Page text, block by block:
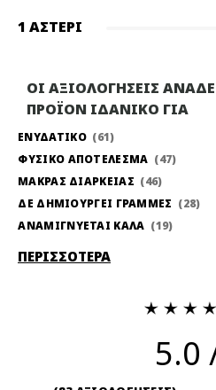
1 ΑΣΤΈΡΙ
ΟΙ ΑΞΙΟΛΟΓΗΣΕΙΣ
ΠΡΟΪΟΝ ΙΔΑΝΙΚΟ ΓΙΑ
ΕΝΥΔΑΤΙΚΟ
61
ΦΥΣΙΚΟ ΑΠΟΤΕΛΕΣΜΑ
47
ΜΑΚΡΑΣ ΔΙΑΡΚΕΙΑΣ
46
ΔΕ ΔΗΜΙΟΥΡΓΕΙ ΓΡΑΜΜΕΣ
28
ΑΝΑΜΙΓΝΥΕΤΑΙ ΚΑΛΑ
19
ΠΕΡΙΣΣΟΤΕΡΑ
5.0